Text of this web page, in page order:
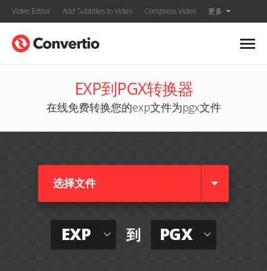
Video Editor Add Subtitles to Video Compress Video 更多
EXP到PGX转换器
在线免费转换您的exp文件为pgx文件
选择文件
EXP 到 PGX